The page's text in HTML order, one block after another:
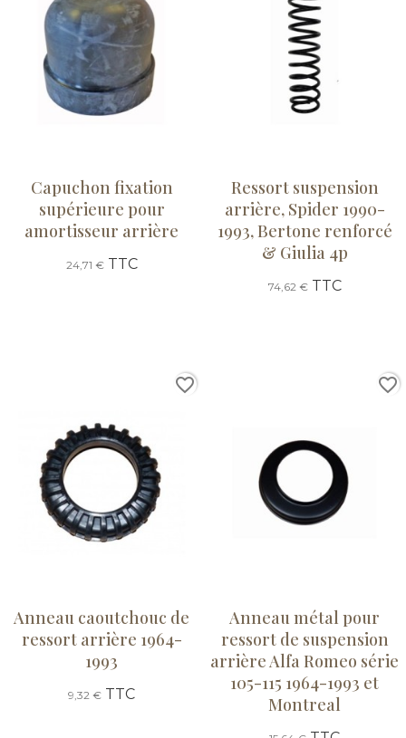
Capuchon fixation
supérieure pour
amortisseur arrière
24,71 €TTC
Ressort suspension
arrière, Spider 1990-
1993, Bertone renforcé
& Giulia 4p
74,62 €TTC
Anneau caoutchouc de
ressort arrière 1964-
1993
9,32 € TTC
favorite_border
Anneau métal pour
ressort de suspension
arrière Alfa Romeo série
105-115 1964-1993 et
Montreal
favorite_border